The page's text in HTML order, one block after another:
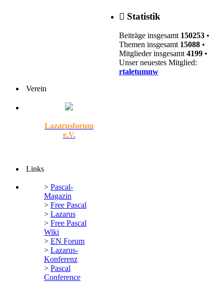
Statistik
Beiträge insgesamt 150253 •
Themen insgesamt 15088 •
Mitglieder insgesamt 4199 •
Unser neuestes Mitglied:
rtaletumnw
Verein
Lazarusforum
e.V.
Links
> Pascal-
Magazin
> Free Pascal
> Lazarus
> Free Pascal
Wiki
> EN Forum
> Lazarus-
Konferenz
> Pascal
Conference